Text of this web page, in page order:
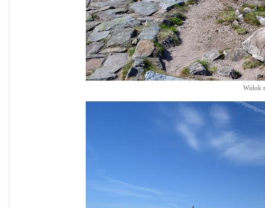
Widok